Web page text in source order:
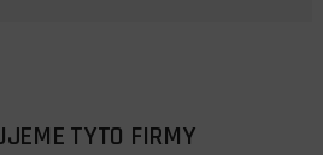
TYTO FIRMY